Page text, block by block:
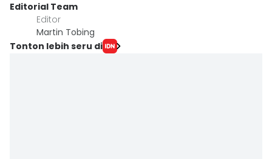
Editorial Team
Editor
Martin Tobing
Tonton lebih seru di